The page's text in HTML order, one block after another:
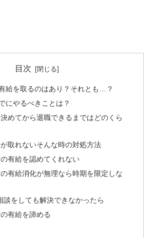
目次
給を取るのはあり？それとも…？
にやるべきことは？
めてから退職できるまではどのくら
取れないそんな時の対処方法
有給を認めてくれない
有給消化が無理なら時期を限定しな
談をしても解決できなかったら
有給を諦める